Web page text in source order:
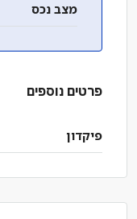
מצב נכס
פרטים נוספים
פיקדון